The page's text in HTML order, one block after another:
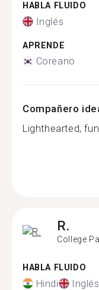
HABLA FLUIDO
Inglés
APRENDE
Coreano
Compañero
Lighthearted,
R.
College
HABLA FLUIDO
Hindi Inglés